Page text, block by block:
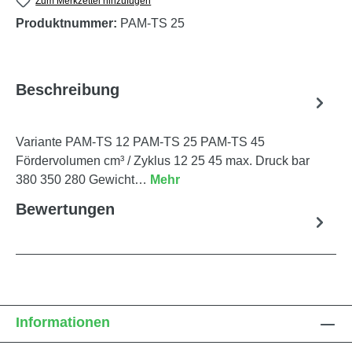
Produktnummer: PAM-TS 25
Beschreibung
Variante PAM-TS 12 PAM-TS 25 PAM-TS 45
Fördervolumen cm³ / Zyklus 12 25 45 max. Druck bar
380 350 280 Gewicht… Mehr
Bewertungen
Informationen